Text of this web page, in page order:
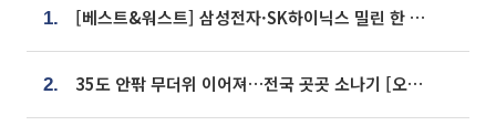
1. [베스트&워스트] 삼성전자·SK하이닉스 밀린 한 주…상상인증권은 85% 급등
2. 35도 안팎 무더위 이어져…전국 곳곳 소나기 [오늘 날씨]